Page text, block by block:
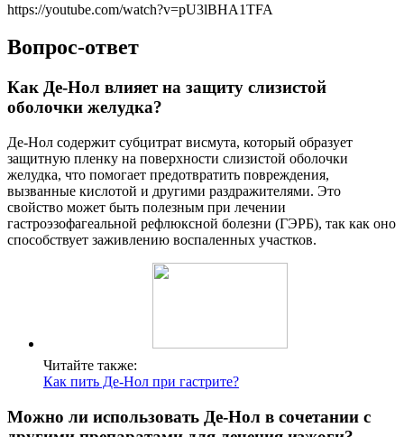
https://youtube.com/watch?v=pU3lBHA1TFA
Вопрос-ответ
Как Де-Нол влияет на защиту слизистой
оболочки желудка?
Де-Нол содержит субцитрат висмута, который образует
защитную пленку на поверхности слизистой оболочки
желудка, что помогает предотвратить повреждения,
вызванные кислотой и другими раздражителями. Это
свойство может быть полезным при лечении
гастроэзофагеальной рефлюксной болезни (ГЭРБ), так как оно
способствует заживлению воспаленных участков.
Читайте также:
Как пить Де-Нол при гастрите?
Можно ли использовать Де-Нол в сочетании с